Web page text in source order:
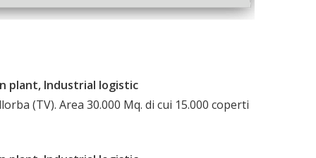
plant, Industrial logistic
(TV). Area 30.000 Mq. di cui 15.000 coperti